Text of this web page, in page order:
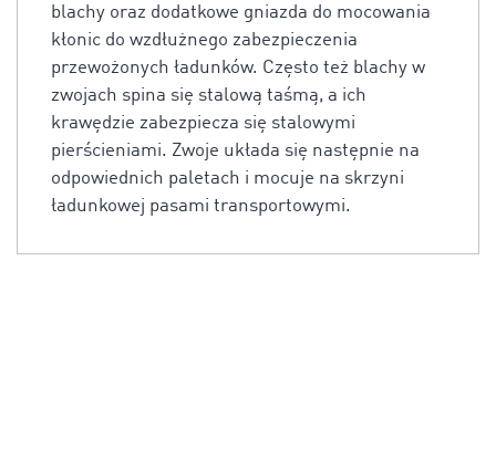
blachy oraz dodatkowe gniazda do mocowania
kłonic do wzdłużnego zabezpieczenia
przewożonych ładunków. Często też blachy w
zwojach spina się stalową taśmą, a ich
krawędzie zabezpiecza się stalowymi
pierścieniami. Zwoje układa się następnie na
odpowiednich paletach i mocuje na skrzyni
ładunkowej pasami transportowymi.